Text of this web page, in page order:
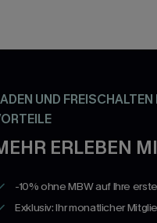
UND FREISCHALTEN
ERLEBEN
-10% ohne MBW auf Ihre
Exklusiv: Ihr monatlicher